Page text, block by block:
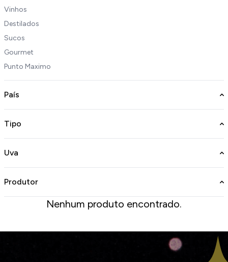
Vinhos
Destilados
Sucos
Gourmet
Punto Maximo
País
Tipo
Uva
Produtor
Nenhum produto encontrado.